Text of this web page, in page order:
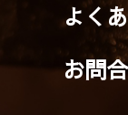
よく
お問